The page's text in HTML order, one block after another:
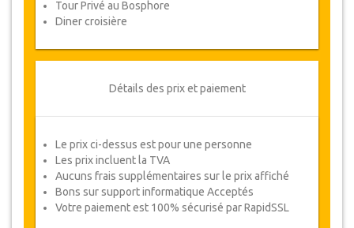
pour plus d'une personne, veuillez noter que
deux lits
4 personnes – Deux chambres double/à
deux lits
5 personnes – Une chambre double et
Une chambre triple
6 personnes – Deux chambres triples
Tour Privé au Bosphore
Diner croisière
Détails des prix et paiement
Le prix ci-dessus est pour une personne
Les prix incluent la TVA
Aucuns frais supplémentaires sur le prix affiché
Bons sur support informatique Acceptés
Votre paiement est 100% sécurisé par RapidSSL